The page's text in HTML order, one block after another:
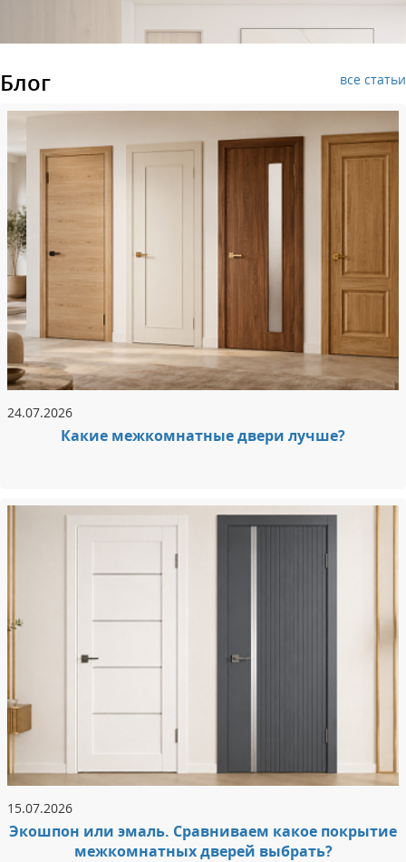
Блог все статьи
24.07.2026
Какие межкомнатные двери лучше?
15.07.2026
Экошпон или эмаль. Сравниваем какое покрытие
межкомнатных дверей выбрать?